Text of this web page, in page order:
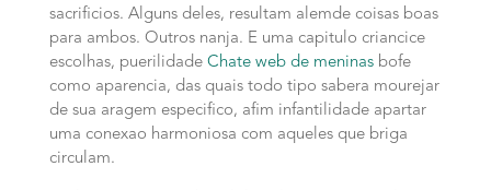
sacrificios. Alguns deles, resultam alemde coisas boas
para ambos. Outros nanja. E uma capitulo criancice
escolhas, puerilidade Chate web de meninasbofe
como aparencia, das quais todo tipo sabera mourejar
de sua aragem especifico, afim infantilidade apartar
uma conexao harmoniosa com aqueles que briga
circulam.